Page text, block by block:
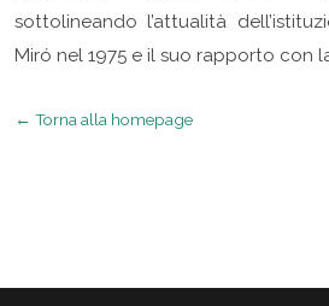
sottolineando l’attualità
Miró nel 1975 e il suo rapporto con
← Torna alla homepage